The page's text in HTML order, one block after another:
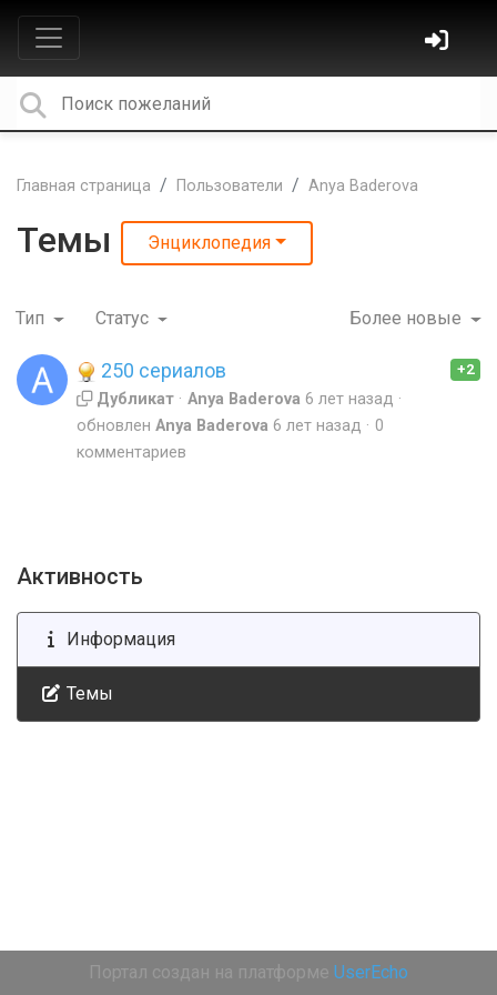
Главная страница Пользователи Anya Baderova
Темы Энциклопедия
Тип Статус Более новые
+2
250 сериалов
Дубликат Anya Baderova 6 лет назад
обновлен Anya Baderova 6 лет назад
0
комментариев
Активность
Информация
Темы
Портал создан на платформе UserEcho